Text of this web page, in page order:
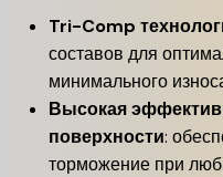
Tri-Comp
составов для
минимального
Высокая
поверхности:
торможение при